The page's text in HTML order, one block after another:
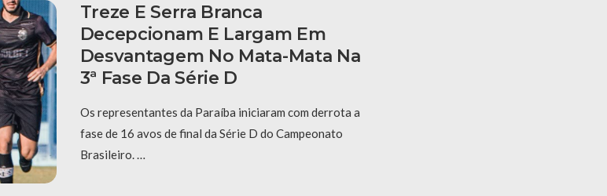
Treze E Serra Branca
Decepcionam E Largam Em
Desvantagem No Mata-Mata Na
3ª Fase Da Série D
Os representantes da Paraíba iniciaram com derrota a
fase de 16 avos de final da Série D do Campeonato
Brasileiro. …